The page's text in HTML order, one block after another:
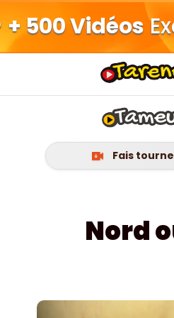
+ 500 Vidéos
Fais
Nord